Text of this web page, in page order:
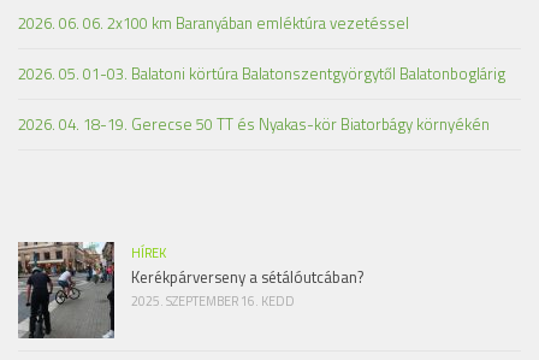
2026. 06. 06. 2x100 km Baranyában emléktúra vezetéssel
2026. 05. 01-03. Balatoni körtúra Balatonszentgyörgytől Balatonboglárig
2026. 04. 18-19. Gerecse 50 TT és Nyakas-kör Biatorbágy környékén
HÍREK
Kerékpárverseny a sétálóutcában?
2025. SZEPTEMBER 16. KEDD